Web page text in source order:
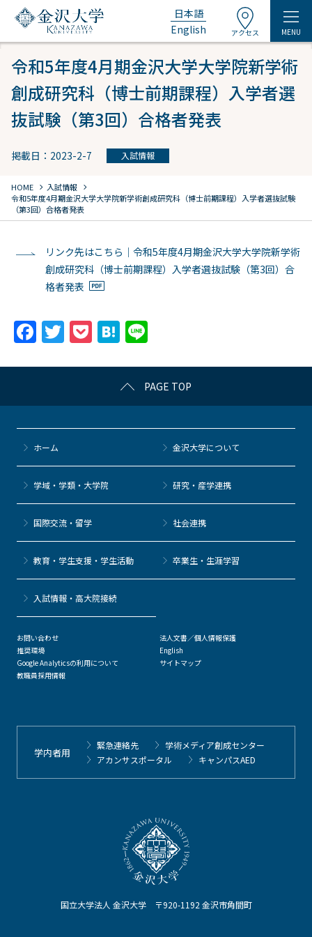
日本語
English
アクセス MENU
令和5年度4月期金沢大学大学院新学術
創成研究科（博士前期課程）入学者選
抜試験（第3回）合格者発表
掲載日：2023-2-7 入試情報
HOME chevron_right 入試情報 chevron_right
令和5年度4月期金沢大学大学院新学術創成研究科（博士前期課程）入学者選抜試験
（第3回）合格者発表
リンク先はこちら｜令和5年度4月期金沢大学大学院新学術
創成研究科（博士前期課程）入学者選抜試験（第3回）合
格者発表
F
c
e
b
o
o
k
T
itt
er
P
c
k
et
H
e
n
a
e
PAGE TOP
国立大学法人 金沢大学 〒920-1192 金沢市角間町
ホーム 金沢大学について
学域・学類・大学院 研究・産学連携
国際交流・留学 社会連携
教育・学生支援・学生活動 卒業生・生涯学習
⼊試情報・高大院接続
お問い合わせ
推奨環境
Google Analyticsの利用について
教職員採用情報
法人文書／個人情報保護
English
サイトマップ
学内者用
緊急連絡先
学術メディア創成センター
アカンサスポータル
キャンパスAED